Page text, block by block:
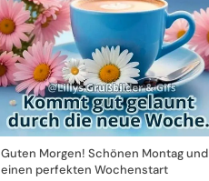
Guten Morgen! Schönen Montag und
einen perfekten Wochenstart